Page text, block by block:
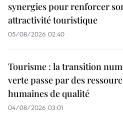
synergies pour renforcer
attractivité touristique
05/08/2026 02:40
Tourisme : la transition
verte passe par des
humaines de qualité
04/08/2026 03:01